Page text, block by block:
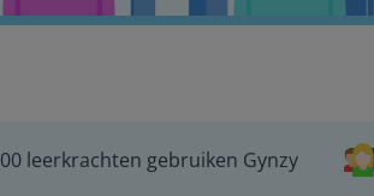
leerkrachten gebruiken Gynzy